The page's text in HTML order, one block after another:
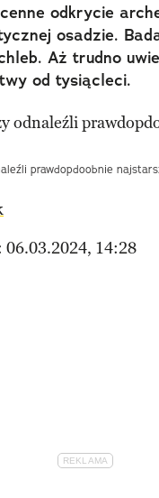
odkrycie
osadzie.
Aż trudno
od tysiącleci.
prawdopdoobnie
14:28
na twitter
do przyjaciela